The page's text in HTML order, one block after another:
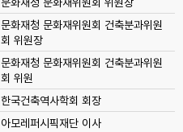
문화재청 문화재위원회 건축분과위원
회 위원장
문화재청 문화재위원회 건축분과위원
회 위원
한국건축역사학회 회장
아모레퍼시픽재단 이사